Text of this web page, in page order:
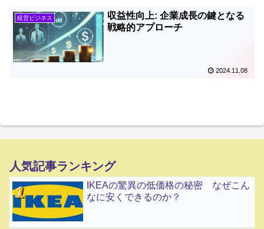
経営ビジネス
収益性向上: 企業成長の鍵となる
戦略的アプローチ
2024.11.08
人気記事ランキング
IKEAの驚異の低価格の秘密 なぜこん
なに安くできるのか？